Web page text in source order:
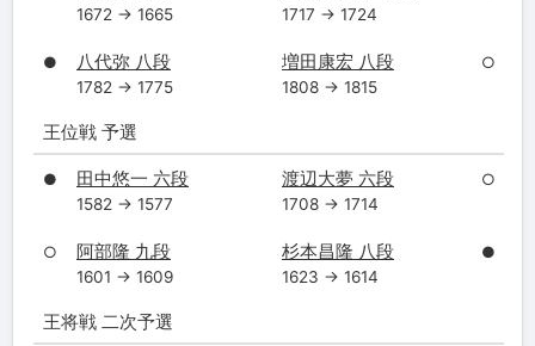
1672 → 1665 1717 → 1724
● 八代弥 八段
1782 → 1775
増田康宏 八段
1808 → 1815
○
王位戦 予選
● 田中悠一 六段
1582 → 1577
渡辺大夢 六段
1708 → 1714
○
○ 阿部隆 九段
1601 → 1609
杉本昌隆 八段
1623 → 1614
●
王将戦 二次予選